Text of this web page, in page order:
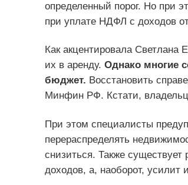
определенный порог. Но при
при уплате НДФЛ с доходов
Как акцентировала Светлана
их в аренду. Однако многие
бюджет. Восстановить
Минфин РФ. Кстати,
При этом специалисты
перераспределять
снизиться. Также существует
доходов, а, наоборот, усилит